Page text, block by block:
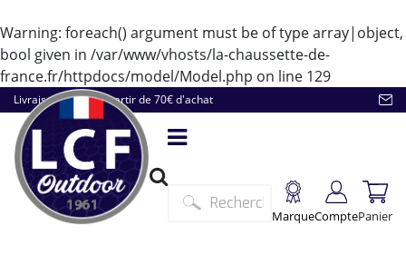
Warning: foreach() argument must be of type array|object,
bool given in /var/www/vhosts/la-chaussette-de-
france.fr/httpdocs/model/Model.php on line 129
Livraison offerte à partir de 70€ d'achat
MarqueComptePanier